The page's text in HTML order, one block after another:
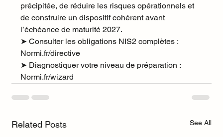
précipitée, de réduire les risques opérationnels et
de construire un dispositif cohérent avant
l’échéance de maturité 2027.
➤ Consulter les obligations NIS2 complètes :
Normi.fr/directive
➤ Diagnostiquer votre niveau de préparation :
Normi.fr/wizard
Related Posts See All